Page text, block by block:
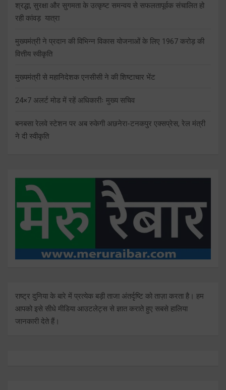
श्रद्धा, सुरक्षा और सुगमता के उत्कृष्ट समन्वय से सफलतापूर्वक संचालित हो
रही कांवड़ यात्रा
मुख्यमंत्री ने प्रदान की विभिन्न विकास योजनाओं के लिए 1967 करोड़ की
वित्तीय स्वीकृति
मुख्यमंत्री से महानिदेशक एनसीसी ने की शिष्टाचार भेंट
24×7 अलर्ट मोड में रहें अधिकारीः मुख्य सचिव
बनबसा रेलवे स्टेशन पर अब रुकेगी अछनेरा-टनकपुर एक्सप्रेस, रेल मंत्री
ने दी स्वीकृति
राष्ट्र दुनिया के बारे में प्रत्येक बड़ी ताजा अंतर्दृष्टि को ताज़ा करता है। हम
आपको इसे सीधे मीडिया आउटलेट्स से ज्ञात कराते हुए सबसे हालिया
जानकारी देते हैं।